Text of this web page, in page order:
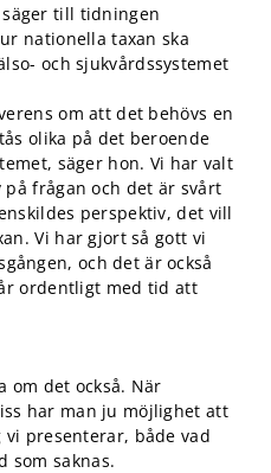
till tidningen
nationella taxan ska
och sjukvårdssystemet
om att det behövs en
olika på det beroende
säger hon. Vi har valt
frågan och det är svårt
perspektiv, det vill
Vi har gjort så gott vi
och det är också
ordentligt med tid att
om det också. När
har man ju möjlighet att
presenterar, både vad
som saknas.